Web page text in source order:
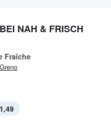
NAH & FRISCH
Fraîche